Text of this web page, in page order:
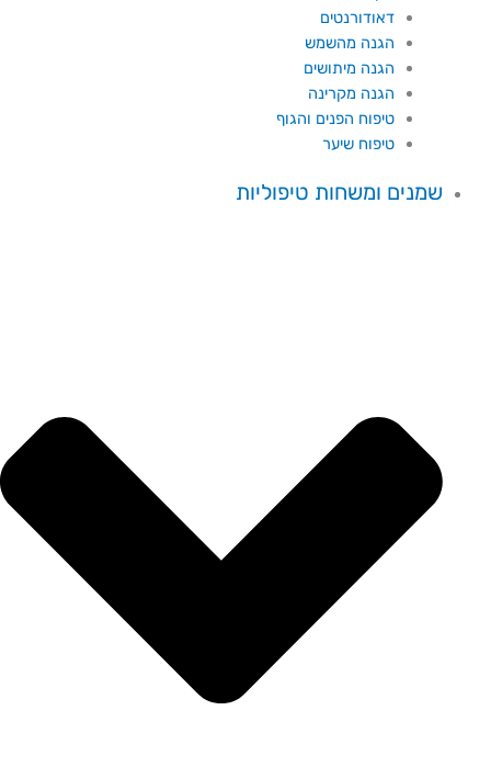
דאודורנטים
הגנה מהשמש
הגנה מיתושים
הגנה מקרינה
טיפוח הפנים והגוף
טיפוח שיער
שמנים ומשחות טיפוליות